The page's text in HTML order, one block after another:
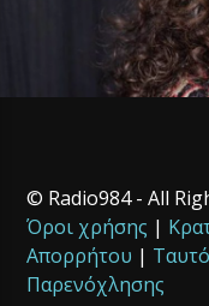
© Radio984 - All
Όροι χρήσης |
Απορρήτου |
Παρενόχλησης